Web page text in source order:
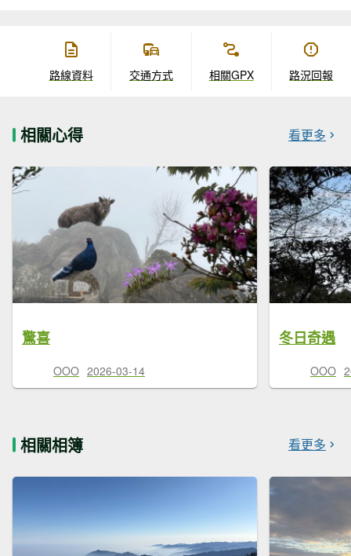
路線資料 交通方式 相關GPX 路況回報
相關心得 看更多
驚喜
OOO 2026-03-14
冬日奇遇
OOO
相關相簿 看更多